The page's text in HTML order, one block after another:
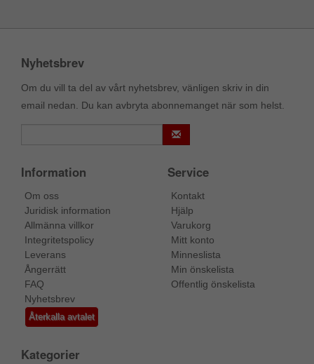
Nyhetsbrev
Om du vill ta del av vårt nyhetsbrev, vänligen skriv in din
email nedan. Du kan avbryta abonnemanget när som helst.
Information
Om oss
Juridisk information
Allmänna villkor
Integritetspolicy
Leverans
Ångerrätt
FAQ
Nyhetsbrev
Återkalla avtalet
Service
Kontakt
Hjälp
Varukorg
Mitt konto
Minneslista
Min önskelista
Offentlig önskelista
Kategorier